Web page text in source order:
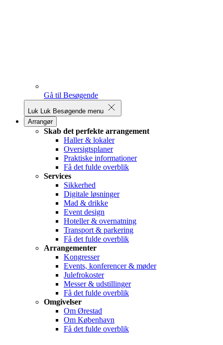
Gå til Besøgende
Luk Luk Besøgende menu
Arrangør
Skab det perfekte arrangement
Haller & lokaler
Oversigtsplaner
Praktiske informationer
Få det fulde overblik
Services
Sikkerhed
Digitale løsninger
Mad & drikke
Event design
Hoteller & overnatning
Transport & parkering
Få det fulde overblik
Arrangementer
Kongresser
Events, konferencer & møder
Julefrokoster
Messer & udstillinger
Få det fulde overblik
Omgivelser
Om Ørestad
Om København
Få det fulde overblik